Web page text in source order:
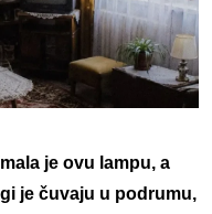
je ovu lampu, a
je čuvaju u podrumu,